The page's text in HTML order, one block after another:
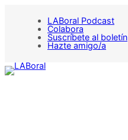
LABoral Podcast
Colabora
Suscríbete al boletín
Hazte amigo/a